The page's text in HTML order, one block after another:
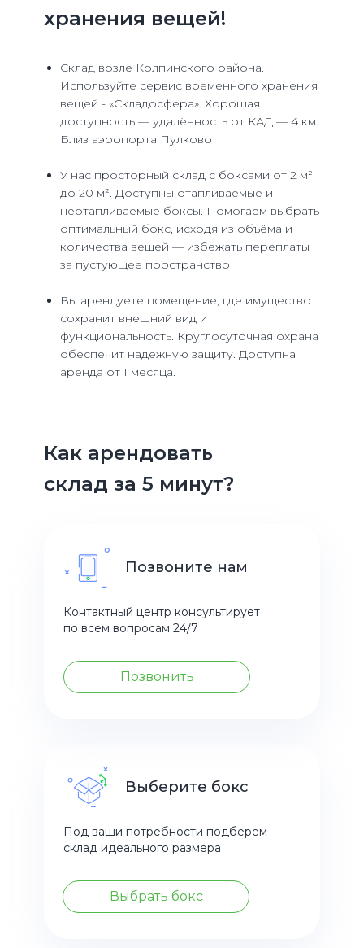
хранения вещей!
Склад возле Колпинского района.
Используйте сервис временного хранения
вещей - «Складосфера». Хорошая
доступность — удалённость от КАД — 4 км.
Близ аэропорта Пулково
У нас просторный склад с боксами от 2 м²
до 20 м². Доступны отапливаемые и
неотапливаемые боксы. Помогаем выбрать
оптимальный бокс, исходя из объёма и
количества вещей — избежать переплаты
за пустующее пространство
Вы арендуете помещение, где имущество
сохранит внешний вид и
функциональность. Круглосуточная охрана
обеспечит надежную защиту. Доступна
аренда от 1 месяца.
Выберите бокс
Под ваши потребности подберем
склад идеального размера
Выбрать бокс
Позвоните нам
Контактный центр консультирует
по всем вопросам 24/7
Позвонить
Как арендовать
склад за 5 минут?